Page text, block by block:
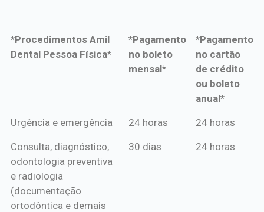
*Procedimentos Amil
Dental Pessoa Física*
*Pagamento
no boleto
mensal*
*Pagamento
no cartão
de crédito
ou boleto
anual*
*Procedimentos Amil
*Pagamento
mensal*
*Pagamento
de crédito
Urgência e emergência 24 horas 24 horas
Consulta, diagnóstico,
odontologia preventiva
e radiologia
(documentação
ortodôntica e demais
30 dias 24 horas